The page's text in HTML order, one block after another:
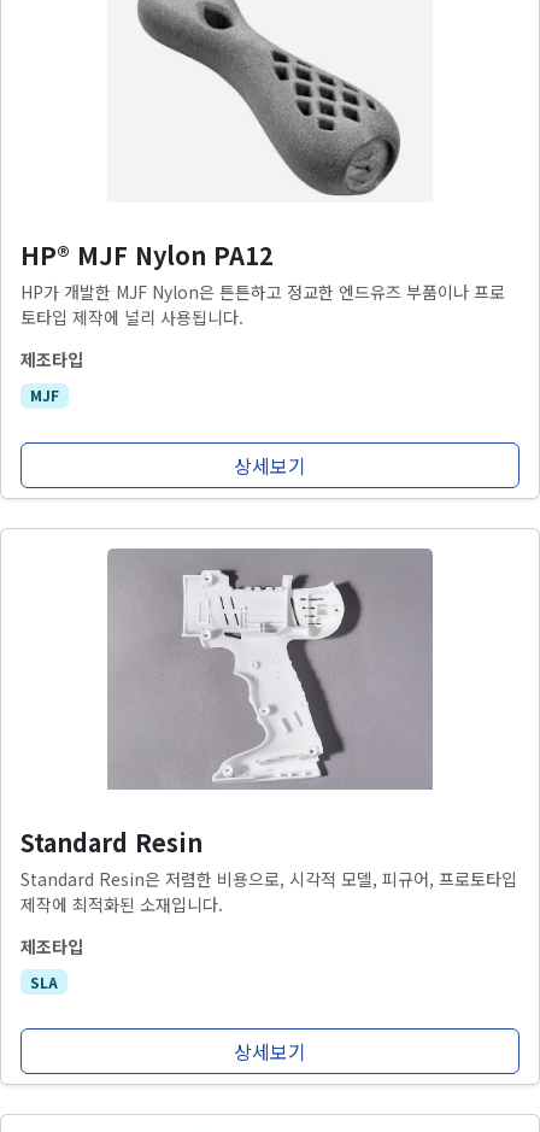
HP® MJF Nylon PA12
HP가 개발한 MJF Nylon은 튼튼하고 정교한 엔드유즈 부품이나 프로
토타입 제작에 널리 사용됩니다.
제조타입
MJF
상세보기
Standard Resin
Standard Resin은 저렴한 비용으로, 시각적 모델, 피규어, 프로토타입
제작에 최적화된 소재입니다.
제조타입
SLA
상세보기